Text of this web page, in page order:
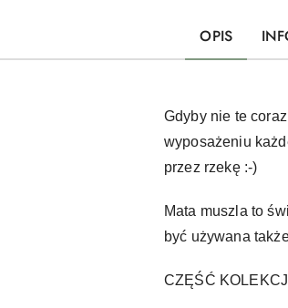
OPIS
Gdyby nie te
wyposażeniu
przez rzekę :-)
Mata muszla to
być używana
CZĘŚĆ